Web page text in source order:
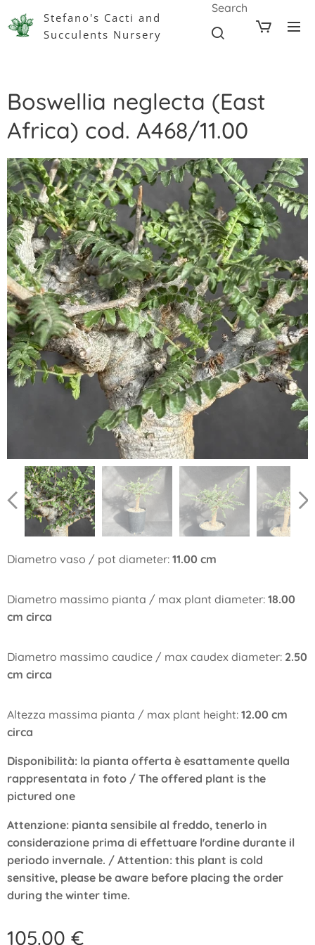
Stefano's Cacti and
Succulents Nursery
Search
Boswellia neglecta (East
Africa) cod. A468/11.00
Diametro vaso / pot diameter: 11.00 cm
Diametro massimo pianta / max plant diameter: 18.00
cm circa
Diametro massimo caudice / max caudex diameter: 2.50
cm circa
Altezza massima pianta / max plant height: 12.00 cm
circa
Disponibilità: la pianta offerta è esattamente quella
rappresentata in foto / The offered plant is the
pictured one
Attenzione: pianta sensibile al freddo, tenerlo in
considerazione prima di effettuare l'ordine durante il
periodo invernale. / Attention: this plant is cold
sensitive, please be aware before placing the order
during the winter time.
105.00 €